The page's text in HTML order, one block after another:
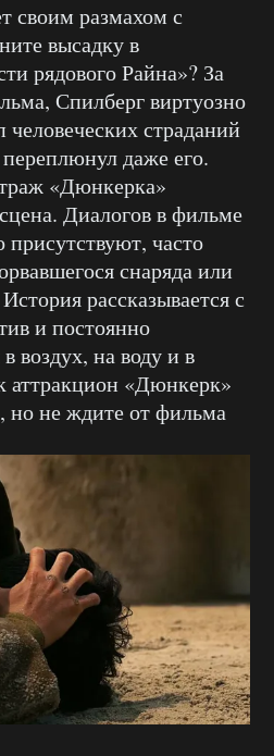
своим размахом с
высадку в
рядового Райна»? За
Спилберг виртуозно
человеческих страданий
даже его.
«Дюнкерка»
Диалогов в фильме
присутствуют, часто
снаряда или
рассказывается с
и постоянно
воздух, на воду и в
«Дюнкерк»
но не ждите от фильма